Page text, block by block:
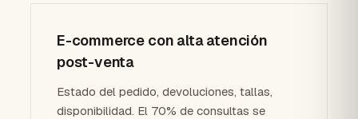
E-commerce con alta atención
post-venta
Estado del pedido, devoluciones, tallas,
disponibilidad. El 70% de consultas se